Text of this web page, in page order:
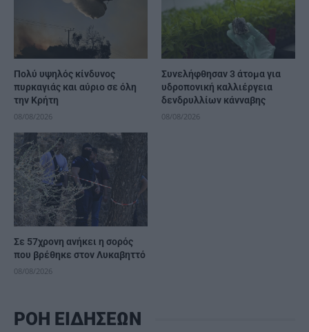
Πολύ υψηλός κίνδυνος
πυρκαγιάς και αύριο σε όλη
την Κρήτη
08/08/2026
Συνελήφθησαν 3 άτομα για
υδροπονική καλλιέργεια
δενδρυλλίων κάνναβης
08/08/2026
Σε 57χρονη ανήκει η σορός
που βρέθηκε στον Λυκαβηττό
08/08/2026
ΡΟΗ ΕΙΔΗΣΕΩΝ